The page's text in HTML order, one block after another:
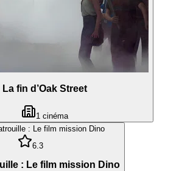
La fin d’Oak Street
1 cinéma
6.3
: Le film mission Dino